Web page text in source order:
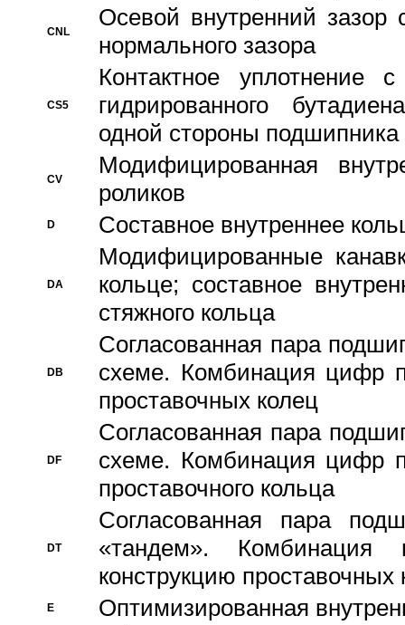
CNL
Осевой внутренний зазор
нормального зазора
CS5
Контактное уплотнение
гидрированного
одной стороны подшипника
CV
Модифицированная
роликов
D Составное внутреннее
DA
Модифицированные
кольце; составное
стяжного кольца
DB
Согласованная пара
схеме. Комбинация цифр
проставочных колец
DF
Согласованная пара
схеме. Комбинация цифр
проставочного кольца
DT
Согласованная пара
«тандем».
конструкцию проставочных
E
Оптимизированная